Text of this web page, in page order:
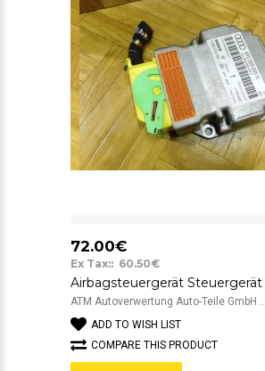
72.00€
Ex Tax:: 60.50€
ATM Autoverwertung Auto-Teile GmbH ..
ADD TO WISH LIST
COMPARE THIS PRODUCT